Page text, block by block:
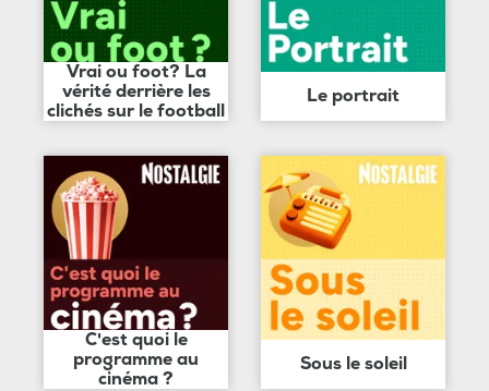
Vrai ou foot? La
vérité derrière les
clichés sur le football
Le portrait
C'est quoi le
programme au
cinéma ?
Sous le soleil